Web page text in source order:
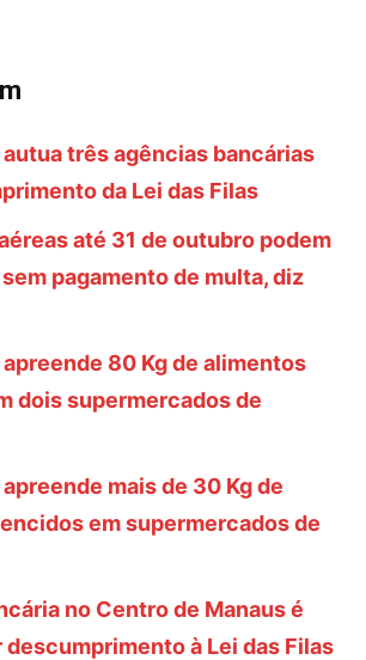
três agências bancárias
da Lei das Filas
até 31 de outubro podem
pagamento de multa, diz
80 Kg de alimentos
dois supermercados de
mais de 30 Kg de
em supermercados de
no Centro de Manaus é
descumprimento à Lei das Filas